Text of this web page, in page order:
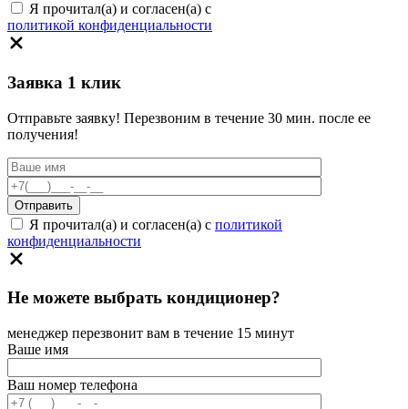
Я прочитал(а) и согласен(а) с
политикой конфиденциальности
Заявка 1 клик
Отправьте заявку! Перезвоним в течение 30 мин. после ее
получения!
Я прочитал(а) и согласен(а) с политикой
конфиденциальности
Не можете выбрать кондиционер?
менеджер перезвонит вам в течение 15 минут
Ваше имя
Ваш номер телефона